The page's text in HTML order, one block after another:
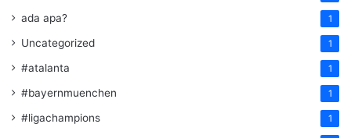
ada apa? 1
Uncategorized 1
#atalanta 1
#bayernmuenchen 1
#ligachampions 1